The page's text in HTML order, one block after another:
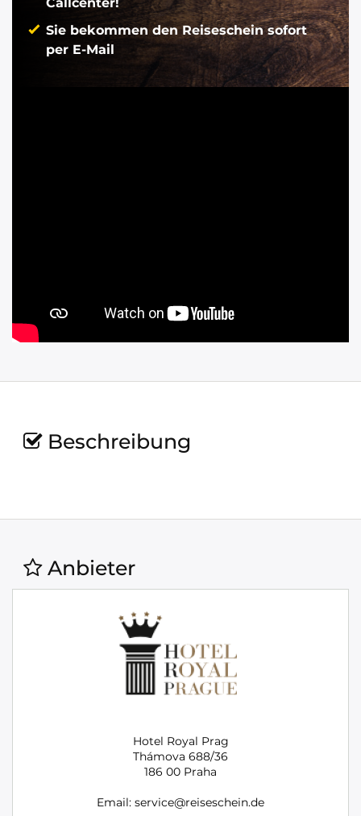
Sie bekommen den Reiseschein sofort
per E-Mail
Beschreibung
Anbieter
Hotel Royal Prag
Thámova 688/36
186 00 Praha
Email: service@reiseschein.de